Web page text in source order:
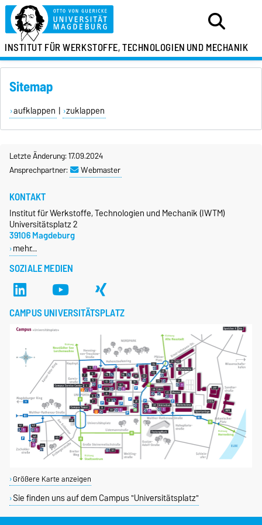
INSTITUT FÜRWERKSTOFFE, TECHNOLOGIENUND MECHANIK
Sitemap
aufklappen | zuklappen
Letzte Änderung: 17.09.2024
Ansprechpartner:
Webmaster
SOZIALE MEDIEN
KONTAKT
Institut für Werkstoffe, Technologien und Mechanik (IWTM)
Universitätsplatz 2
39106 Magdeburg
mehr…
CAMPUS UNIVERSITÄTSPLATZ
Größere Karte anzeigen
Sie finden uns auf dem Campus "Universitätsplatz"